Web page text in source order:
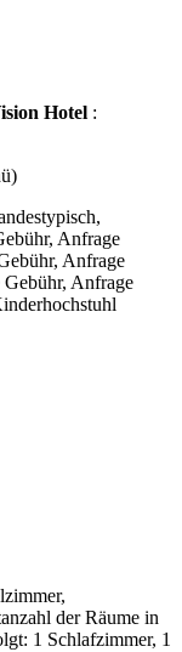
Hotel :
Anfrage
Anfrage
Anfrage
der Räume in
1 Schlafzimmer, 1